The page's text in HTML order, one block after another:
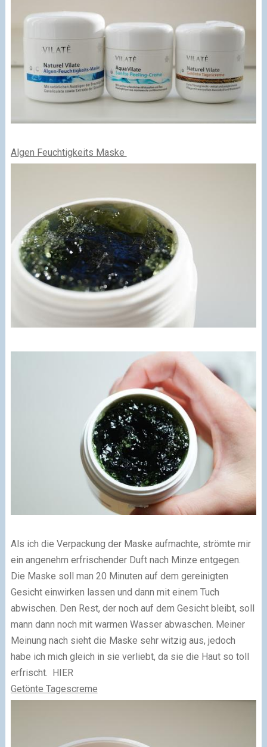
Algen Feuchtigkeits Maske
Als ich die Verpackung der Maske aufmachte, strömte mir
ein angenehm erfrischender Duft nach Minze entgegen.
Die Maske soll man 20 Minuten auf dem gereinigten
Gesicht einwirken lassen und dann mit einem Tuch
abwischen. Den Rest, der noch auf dem Gesicht bleibt, soll
mann dann noch mit warmen Wasser abwaschen. Meiner
Meinung nach sieht die Maske sehr witzig aus, jedoch
habe ich mich gleich in sie verliebt, da sie die Haut so toll
erfrischt. HIER
Getönte Tagescreme